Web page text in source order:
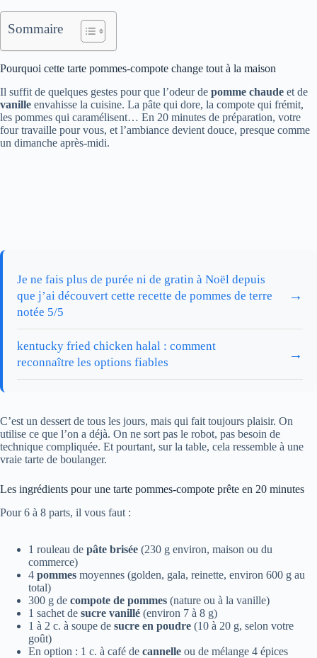
Sommaire
Pourquoi cette tarte pommes-compote change tout à la maison
Il suffit de quelques gestes pour que l’odeur de pomme chaude et de
vanille envahisse la cuisine. La pâte qui dore, la compote qui frémit,
les pommes qui caramélisent… En 20 minutes de préparation, votre
four travaille pour vous, et l’ambiance devient douce, presque comme
un dimanche après-midi.
Je ne fais plus de purée ni de gratin à Noël depuis
que j’ai découvert cette recette de pommes de terre
notée 5/5
→
kentucky fried chicken halal : comment
reconnaître les options fiables
→
C’est un dessert de tous les jours, mais qui fait toujours plaisir. On
utilise ce que l’on a déjà. On ne sort pas le robot, pas besoin de
technique compliquée. Et pourtant, sur la table, cela ressemble à une
vraie tarte de boulanger.
Les ingrédients pour une tarte pommes-compote prête en 20 minutes
Pour 6 à 8 parts, il vous faut :
1 rouleau de pâte brisée (230 g environ, maison ou du
commerce)
4 pommes moyennes (golden, gala, reinette, environ 600 g au
total)
300 g de compote de pommes (nature ou à la vanille)
1 sachet de sucre vanillé (environ 7 à 8 g)
1 à 2 c. à soupe de sucre en poudre (10 à 20 g, selon votre
goût)
En option : 1 c. à café de cannelle ou de mélange 4 épices